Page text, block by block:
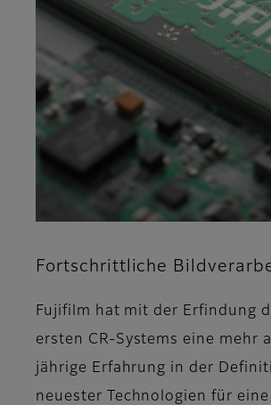
Fortschrittliche
Fujifilm hat mit der Erfindung
ersten CR-Systems eine mehr
jährige Erfahrung in der
neuester Technologien für